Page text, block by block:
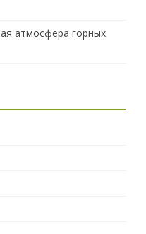
атмосфера горных